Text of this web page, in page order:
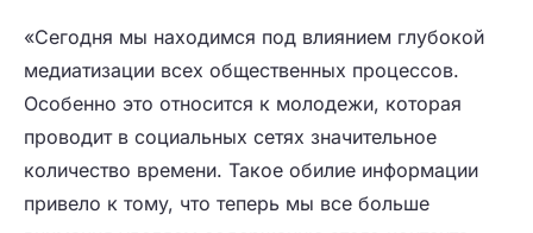
«Сегодня мы находимся под влиянием глубокой
медиатизации всех общественных процессов.
Особенно это относится к молодежи, которая
проводит в социальных сетях значительное
количество времени. Такое обилие информации
привело к тому, что теперь мы все больше